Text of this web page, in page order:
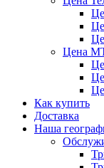
Цена
Как купить
Доставка
Наша